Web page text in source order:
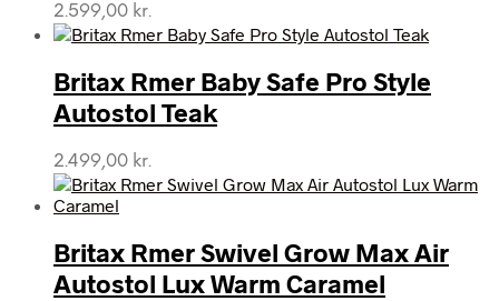
2.599,00 kr.
Britax Rmer Baby Safe Pro Style
Autostol Teak
2.499,00 kr.
Britax Rmer Swivel Grow Max Air
Autostol Lux Warm Caramel